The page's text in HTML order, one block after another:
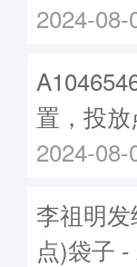
2024-08-
置，投
2024-08-
李祖明
点)袋子